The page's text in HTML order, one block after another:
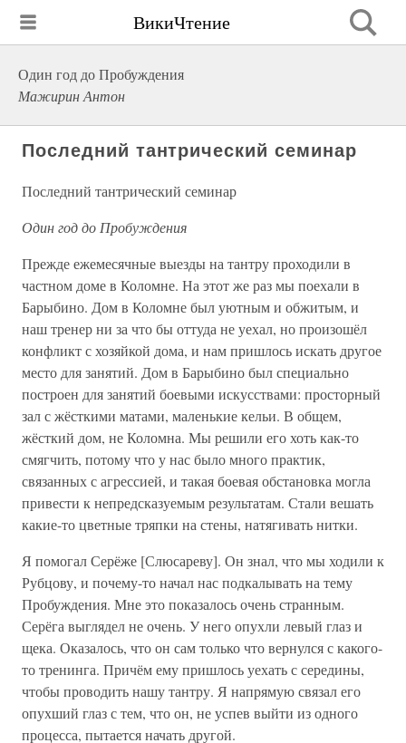
ВикиЧтение
Один год до Пробуждения
Мажирин Антон
Последний тантрический семинар
Последний тантрический семинар
Один год до Пробуждения
Прежде ежемесячные выезды на тантру проходили в
частном доме в Коломне. На этот же раз мы поехали в
Барыбино. Дом в Коломне был уютным и обжитым, и
наш тренер ни за что бы оттуда не уехал, но произошёл
конфликт с хозяйкой дома, и нам пришлось искать другое
место для занятий. Дом в Барыбино был специально
построен для занятий боевыми искусствами: просторный
зал с жёсткими матами, маленькие кельи. В общем,
жёсткий дом, не Коломна. Мы решили его хоть как-то
смягчить, потому что у нас было много практик,
связанных с агрессией, и такая боевая обстановка могла
привести к непредсказуемым результатам. Стали вешать
какие-то цветные тряпки на стены, натягивать нитки.
Я помогал Серёже [Слюсареву]. Он знал, что мы ходили к
Рубцову, и почему-то начал нас подкалывать на тему
Пробуждения. Мне это показалось очень странным.
Серёга выглядел не очень. У него опухли левый глаз и
щека. Оказалось, что он сам только что вернулся с какого-
то тренинга. Причём ему пришлось уехать с середины,
чтобы проводить нашу тантру. Я напрямую связал его
опухший глаз с тем, что он, не успев выйти из одного
процесса, пытается начать другой.